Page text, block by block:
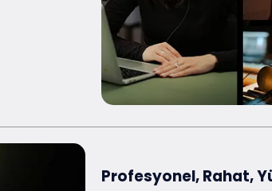
Profesyonel, Rahat,